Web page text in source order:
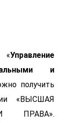
«Управление
и
получить
«ВЫСШАЯ
ПРАВА».